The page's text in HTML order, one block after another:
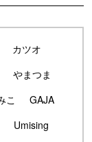
カツオ
やまつま
こ
GAJA
Umising